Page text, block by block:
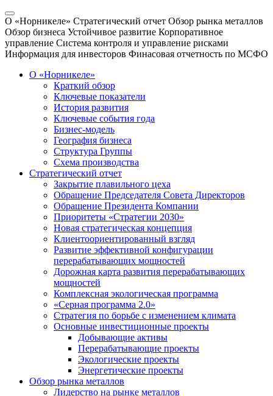
О «Норникеле» Стратегический отчет Обзор рынка металлов
Обзор бизнеса Устойчивое развитие Корпоративное
управление Система контроля и управление рисками
Информация для инвесторов Финасовая отчетность по МСФО
О «Норникеле»
Краткий обзор
Ключевые показатели
История развития
Ключевые события года
Бизнес-модель
География бизнеса
Структура Группы
Схема производства
Стратегический отчет
Закрытие плавильного цеха
Обращение Председателя Совета Директоров
Обращение Президента Компании
Приоритеты «Стратегии 2030»
Новая стратегическая концепция
Клиентоориентированный взгляд
Развитие эффективной конфигурации
перерабатывающих мощностей
Дорожная карта развития перерабатывающих
мощностей
Комплексная экологическая программа
«Серная программа 2.0»
Стратегия по борьбе с изменением климата
Основные инвестиционные проекты
Добывающие активы
Перерабатывающие проекты
Экологические проекты
Энергетические проекты
Обзор рынка металлов
Лидерство на рынке металлов